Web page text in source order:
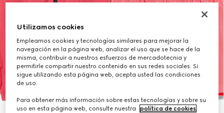
Utilizamos cookies
Empleamos cookies y tecnologías similares para mejorar la
navegación en la página web, analizar el uso que se hace de la
misma, contribuir a nuestros esfuerzos de mercadotecnia y
permitirle compartir nuestro contenido en sus redes sociales. Si
sigue utilizando esta página web, acepta usted las condiciones
de uso.
Para obtener más información sobre estas tecnologías y sobre su
uso en esta página web, consulte nuestra
política de cookies.